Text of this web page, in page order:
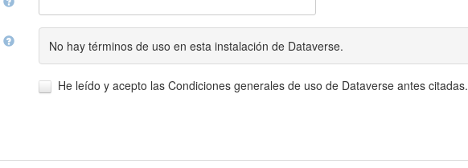
No hay términos de uso en esta instalación de Dataverse.
He leído y acepto las Condiciones generales de uso de Dataverse antes citadas.